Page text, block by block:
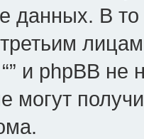
данных. В
и phpBB не
могут